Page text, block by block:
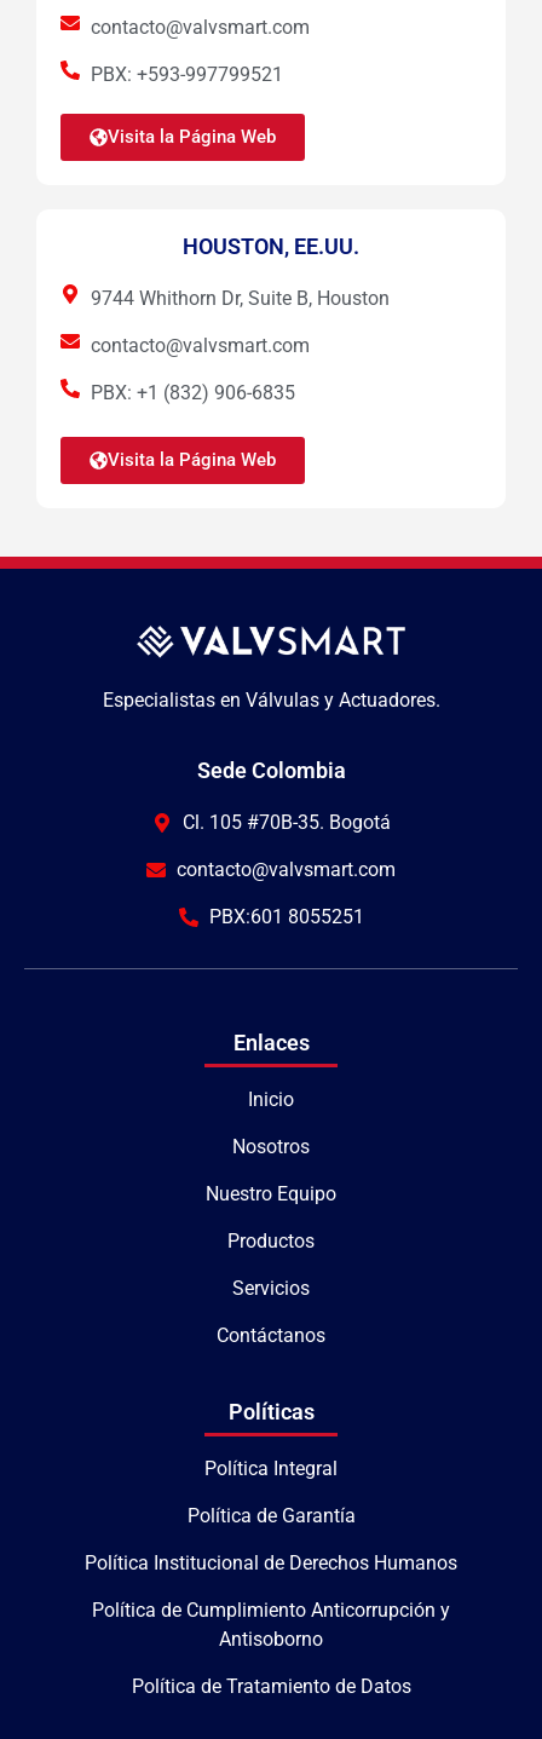
contacto@valvsmart.com
PBX: +593-997799521
Visita la Página Web
HOUSTON, EE.UU.
9744 Whithorn Dr, Suite B, Houston
contacto@valvsmart.com
PBX: +1 (832) 906-6835
Visita la Página Web
Especialistas en Válvulas y Actuadores.
Sede Colombia
Cl. 105 #70B-35. Bogotá
contacto@valvsmart.com
PBX:601 8055251
Enlaces
Inicio
Nosotros
Nuestro Equipo
Productos
Servicios
Contáctanos
Políticas
Política Integral
Política de Garantía
Política Institucional de Derechos Humanos
Política de Cumplimiento Anticorrupción y
Antisoborno
Política de Tratamiento de Datos